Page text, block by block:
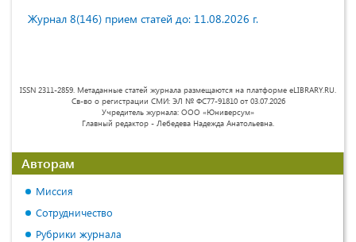
Журнал 8(146) прием статей до: 11.08.2026 г.
ISSN 2311-2859. Метаданные статей журнала размещаются на платформе eLIBRARY.RU.
Св-во о регистрации СМИ: ЭЛ № ФС77-91810 от 03.07.2026
Учредитель журнала: ООО «Юниверсум»
Главный редактор - Лебедева Надежда Анатольевна.
Авторам
Миссия
Сотрудничество
Рубрики журнала